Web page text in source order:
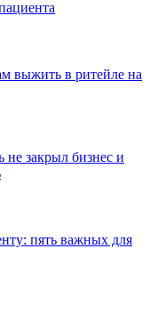
выжить в ритейле на
закрыл бизнес и
пять важных для